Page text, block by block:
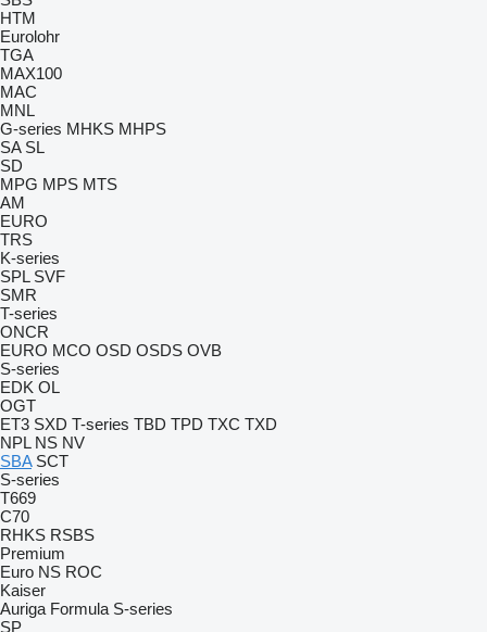
HTM
Eurolohr
TGA
MAX100
MAC
MNL
G-series MHKS MHPS
SA SL
SD
MPG MPS MTS
AM
EURO
TRS
K-series
SPL SVF
SMR
T-series
ONCR
EURO MCO OSD OSDS OVB
S-series
EDK OL
OGT
ET3 SXD T-series TBD TPD TXC TXD
NPL NS NV
SBA SCT
S-series
T669
C70
RHKS RSBS
Premium
Euro NS ROC
Kaiser
Auriga Formula S-series
SP